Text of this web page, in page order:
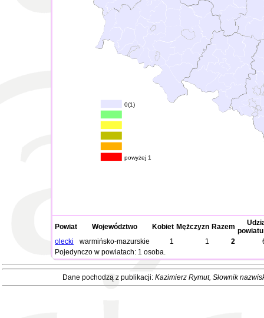
0(1)
powyżej 1
Powiat Województwo Kobiet Mężczyzn Razem
olecki
warmińsko-mazurskie 1 1 2
Pojedynczo w powiatach: 1 osoba.
Dane pochodzą z publikacji: Kazimierz Rymut, Słownik